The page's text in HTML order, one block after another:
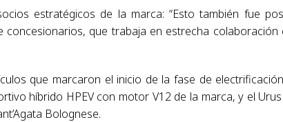
estratégicos de la marca: “Esto también fue
que trabaja en estrecha colaboración
que marcaron el inicio de la fase de
híbrido HPEV con motor V12 de la marca, y el Urus
Bolognese.